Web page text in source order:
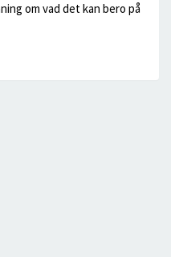
om vad det kan bero på